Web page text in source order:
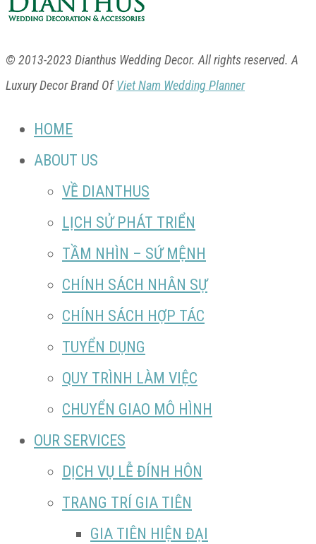
© 2013-2023 Dianthus Wedding Decor. All rights reserved. A
Luxury Decor Brand OfViet Nam Wedding Planner
HOME
ABOUT US
VỀ DIANTHUS
LỊCH SỬ PHÁT TRIỂN
TẦM NHÌN – SỨ MỆNH
CHÍNH SÁCH NHÂN SỰ
CHÍNH SÁCH HỢP TÁC
TUYỂN DỤNG
QUY TRÌNH LÀM VIỆC
CHUYỂN GIAO MÔ HÌNH
OUR SERVICES
DỊCH VỤ LỄ ĐÍNH HÔN
TRANG TRÍ GIA TIÊN
GIA TIÊN HIỆN ĐẠI